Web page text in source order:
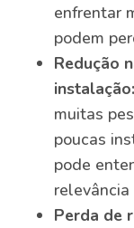
enfrentar
podem
Redução
instalação:
muitas
poucas
pode
Perda de